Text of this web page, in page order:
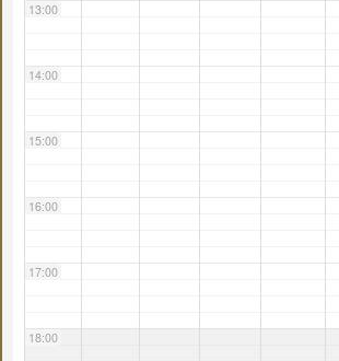
13:00
14:00
15:00
16:00
17:00
18:00